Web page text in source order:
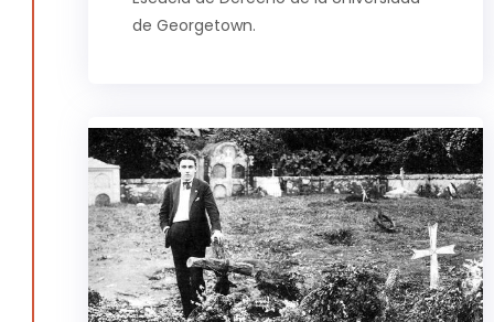
de Georgetown.